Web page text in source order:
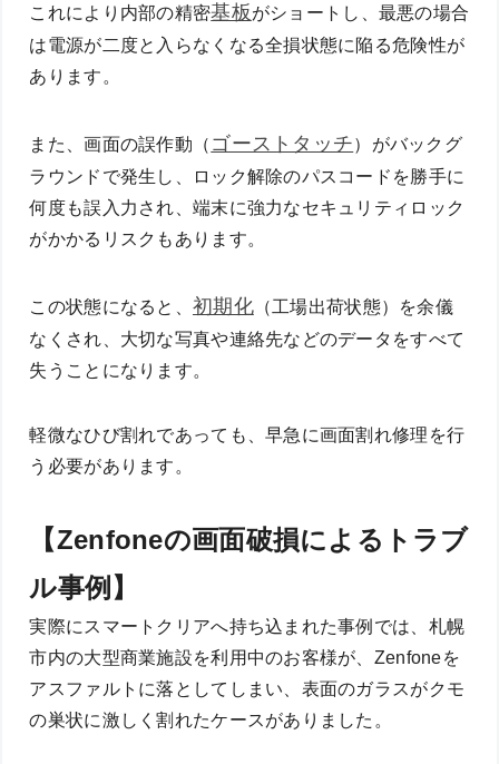
これにより内部の精密基板がショートし、最悪の場合
は電源が二度と入らなくなる全損状態に陥る危険性が
あります。
また、画面の誤作動（ ゴーストタッチ）がバックグ
ラウンドで発生し、ロック解除のパスコードを勝手に
何度も誤入力され、端末に強力なセキュリティロック
がかかるリスクもあります。
この状態になると、 初期化（工場出荷状態）を余儀
なくされ、大切な写真や連絡先などのデータをすべて
失うことになります。
軽微なひび割れであっても、早急に画面割れ修理を行
う必要があります。
【Zenfoneの画面破損によるトラブ
ル事例】
実際にスマートクリアへ持ち込まれた事例では、札幌
市内の大型商業施設を利用中のお客様が、Zenfoneを
アスファルトに落としてしまい、表面のガラスがクモ
の巣状に激しく割れたケースがありました。